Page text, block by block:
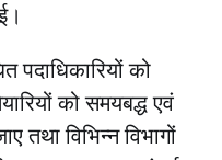
पदाधिकारियों को
को समयबद्ध एवं
तथा विभिन्न विभागों